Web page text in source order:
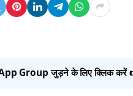
Group जुड़ने के लिए क्लिक करें